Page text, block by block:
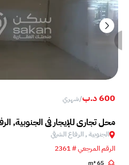
600 د.ب /شهري
محل تجاري للإيجار في الجنوبية,
الجنوبية , الرفاع الشرقي
الرقم المرجعي # 2361
65 m²